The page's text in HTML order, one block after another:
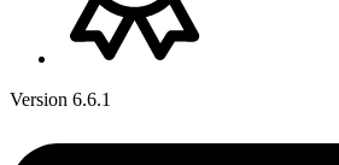
Version 6.6.1